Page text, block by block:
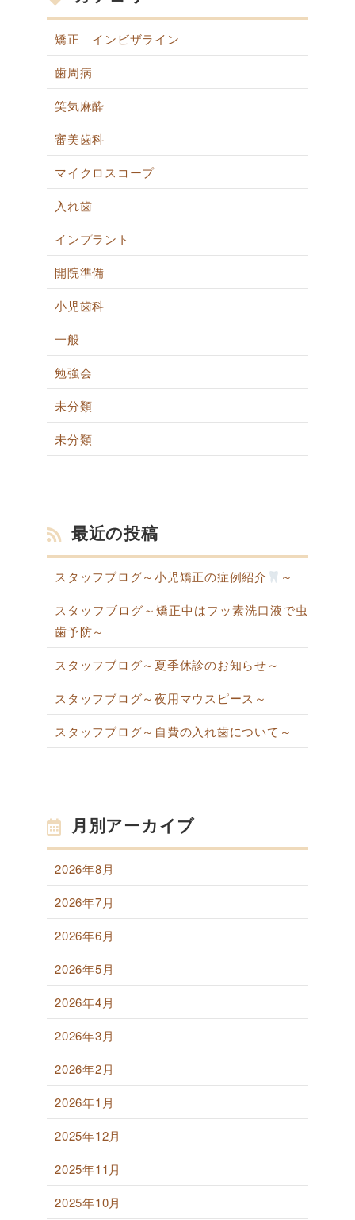
矯正 インビザライン
歯周病
笑気麻酔
審美歯科
マイクロスコープ
入れ歯
インプラント
開院準備
小児歯科
一般
勉強会
未分類
未分類
最近の投稿
スタッフブログ～小児矯正の症例紹介
～
スタッフブログ～矯正中はフッ素洗口液で虫
歯予防～
スタッフブログ～夏季休診のお知らせ～
スタッフブログ～夜用マウスピース～
スタッフブログ～自費の入れ歯について～
月別アーカイブ
2026年8月
2026年7月
2026年6月
2026年5月
2026年4月
2026年3月
2026年2月
2026年1月
2025年12月
2025年11月
2025年10月